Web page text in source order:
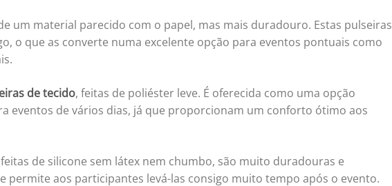
um material parecido com o papel, mas mais duradouro. Estas pulseiras
o que as converte numa excelente opção para eventos pontuais como
de tecido, feitas de poliéster leve. É oferecida como uma opção
eventos de vários dias, já que proporcionam um conforto ótimo aos
feitas de silicone sem látex nem chumbo, são muito duradouras e
permite aos participantes levá-las consigo muito tempo após o evento.